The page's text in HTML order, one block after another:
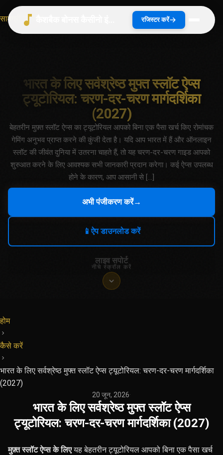
सामग्री पर जाएं रजिस्टर करें
भारत के लिए सर्वश्रेष्ठ मुफ्त स्लॉट ऐप्स
ट्यूटोरियल: चरण-दर-चरण मार्गदर्शिका
(2027)
बेहतरीन मुफ़्त स्लॉट ऐप्स का ट्यूटोरियल आपको बिना एक पैसा खर्च किए रोमांचक
गेमिंग अनुभव प्राप्त करने की कुंजी देता है। यदि आप भारत में हैं और ऑनलाइन
स्लॉट की जीवंत दुनिया में उतरना चाहते हैं, तो यह चरण-दर-चरण गाइड आपको
शुरुआत करने के लिए आवश्यक सभी जानकारी प्रदान करेगा। कई ऐप्स उपलब्ध
होने के कारण, आप आसानी से […]
अभी पंजीकरण करें→
📱ऐप डाउनलोड करें
लाइव सपोर्ट
नीचे स्क्रॉल करें
होम
कैसे करें
भारत के लिए सर्वश्रेष्ठ मुफ्त स्लॉट ऐप्स ट्यूटोरियल: चरण-दर-चरण मार्गदर्शिका
(2027)
20 जून, 2026·
भारत के लिए सर्वश्रेष्ठ मुफ्त स्लॉट ऐप्स
ट्यूटोरियल: चरण-दर-चरण मार्गदर्शिका (2027)
मुफ़्त स्लॉट ऐप्स के लिएयह बेहतरीन ट्यूटोरियल आपको बिना एक पैसा खर्च